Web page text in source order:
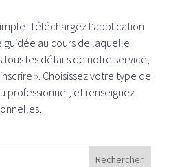
Téléchargez l’application
guidée au cours de laquelle
tous les détails de notre service,
». Choisissez votre type de
professionnel, et renseignez
Rechercher